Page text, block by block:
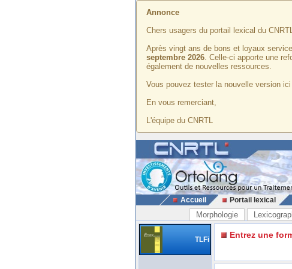
Annonce
Chers usagers du portail lexical du
Après vingt ans de bons et loyaux
septembre 2026. Celle-ci apporte une
également de nouvelles ressources.
Vous pouvez tester la nouvelle version ici
En vous remerciant,
L'équipe du CNRTL
Accueil Portail lexical
Morphologie
TLFi Entrez une